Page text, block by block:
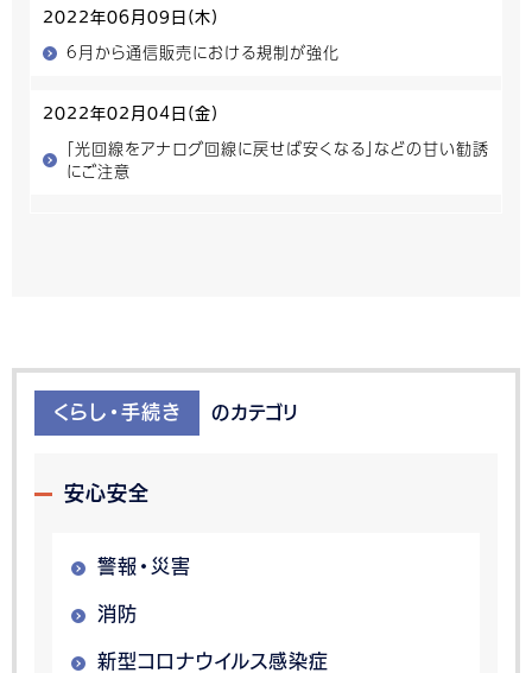
2022年06月09日(木)
6月から通信販売における規制が強化
2022年02月04日(金)
「光回線をアナログ回線に戻せば安くなる」などの甘い勧誘
にご注意
くらし・手続き のカテゴリ
安心安全
警報・災害
消防
新型コロナウイルス感染症